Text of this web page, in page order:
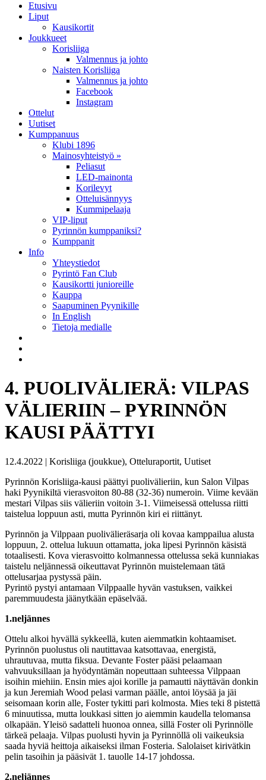
Etusivu
Liput
Kausikortit
Joukkueet
Korisliiga
Valmennus ja johto
Naisten Korisliiga
Valmennus ja johto
Facebook
Instagram
Ottelut
Uutiset
Kumppanuus
Klubi 1896
Mainosyhteistyö »
Peliasut
LED-mainonta
Korilevyt
Otteluisännyys
Kummipelaaja
VIP-liput
Pyrinnön kumppaniksi?
Kumppanit
Info
Yhteystiedot
Pyrintö Fan Club
Kausikortti junioreille
Kauppa
Saapuminen Pyynikille
In English
Tietoja medialle
4. PUOLIVÄLIERÄ: VILPAS
VÄLIERIIN – PYRINNÖN
KAUSI PÄÄTTYI
12.4.2022 | Korisliiga (joukkue), Otteluraportit, Uutiset
Pyrinnön Korisliiga-kausi päättyi puolivälieriin, kun Salon Vilpas
haki Pyynikiltä vierasvoiton 80-88 (32-36) numeroin. Viime kevään
mestari Vilpas siis välieriin voitoin 3-1. Viimeisessä ottelussa riitti
taistelua loppuun asti, mutta Pyrinnön kiri ei riittänyt.
Pyrinnön ja Vilppaan puolivälieräsarja oli kovaa kamppailua alusta
loppuun, 2. ottelua lukuun ottamatta, joka lipesi Pyrinnön käsistä
totaalisesti. Kova vierasvoitto kolmannessa ottelussa sekä kunniakas
taistelu neljännessä oikeuttavat Pyrinnön muistelemaan tätä
ottelusarjaa pystyssä päin.
Pyrintö pystyi antamaan Vilppaalle hyvän vastuksen, vaikkei
paremmuudesta jäänytkään epäselvää.
1.neljännes
Ottelu alkoi hyvällä sykkeellä, kuten aiemmatkin kohtaamiset.
Pyrinnön puolustus oli nautittavaa katsottavaa, energistä,
uhrautuvaa, mutta fiksua. Devante Foster pääsi pelaamaan
vahvuuksillaan ja hyödyntämän nopeuttaan suhteessa Vilppaan
isoihin miehiin. Ensin mies ajoi korille ja pamautti näyttävän donkin
ja kun Jeremiah Wood pelasi varman päälle, antoi löysää ja jäi
seisomaan korin alle, Foster tykitti pari kolmosta. Mies teki 8 pistettä
6 minuutissa, mutta loukkasi sitten jo aiemmin kaudella telomansa
olkapään. Yleisö sadatteli huonoa onnea, sillä Foster oli Pyrinnölle
tärkeä pelaaja. Vilpas puolusti hyvin ja Pyrinnöllä oli vaikeuksia
saada hyviä heittoja aikaiseksi ilman Fosteria. Salolaiset kirivätkin
pelin tasoihin ja pääsivät 1. tauolle 14-17 johdossa.
2.neljännes